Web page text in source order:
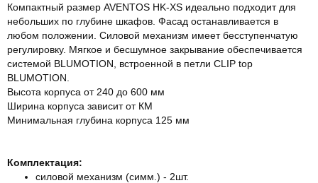
Компактный размер AVENTOS HK-XS идеально подходит для
небольших по глубине шкафов. Фасад останавливается в
любом положении. Силовой механизм имеет бесступенчатую
регулировку. Мягкое и бесшумное закрывание обеспечивается
системой BLUMOTION, встроенной в петли CLIP top
BLUMOTION.
Высота корпуса от 240 до 600 мм
Ширина корпуса зависит от КМ
Минимальная глубина корпуса 125 мм
Комплектация:
силовой механизм (симм.) - 2шт.